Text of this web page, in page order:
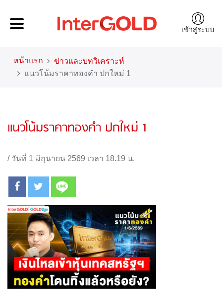
เข้าสู่ระบบ
หน้าแรก
ข่าวและบทวิเคราะห์
แนวโน้มราคาทองคำ ปกใหม่ 1
แนวโน้มราคาทองคำ ปกใหม่ 1
/ วันที่ 1 มิถุนายน 2569 เวลา 18.19 น.